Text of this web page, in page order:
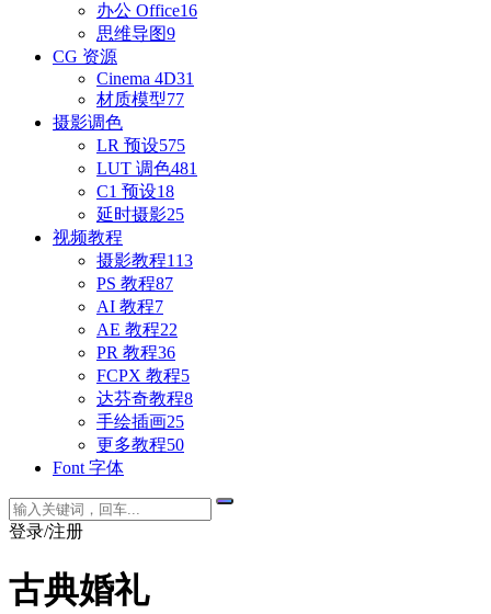
办公 Office16
思维导图9
CG 资源
Cinema 4D31
材质模型77
摄影调色
LR 预设575
LUT 调色481
C1 预设18
延时摄影25
视频教程
摄影教程113
PS 教程87
AI 教程7
AE 教程22
PR 教程36
FCPX 教程5
达芬奇教程8
手绘插画25
更多教程50
Font 字体
登录/注册
古典婚礼